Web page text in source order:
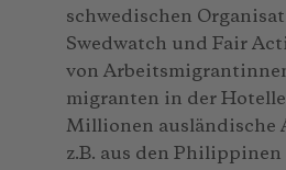
schwedischen
Swedwatch und Fair
von
migranten in der
Millionen ausländische
z.B. aus den